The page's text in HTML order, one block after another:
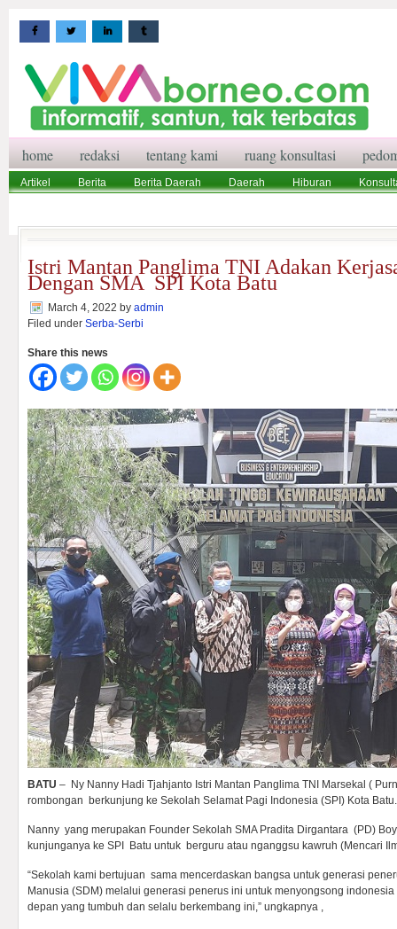
home redaksi tentang kami ruang konsultasi
Artikel Berita Berita Daerah Daerah Hiburan
Istri Mantan Panglima TNI Adakan
Dengan SMA SPI Kota Batu
March 4, 2022 by admin
Filed under Serba-Serbi
Share this news
BATU – Ny Nanny Hadi Tjahjanto Istri Mantan Panglima TNI Marsekal (
rombongan berkunjung ke Sekolah Selamat Pagi Indonesia (SPI) Kota
Nanny yang merupakan Founder Sekolah SMA Pradita Dirgantara (PD)
kunjunganya ke SPI Batu untuk berguru atau nganggsu kawruh (Mencari
“Sekolah kami bertujuan sama mencerdaskan bangsa untuk generasi
Manusia (SDM) melalui generasi penerus ini untuk menyongsong
depan yang tumbuh dan selalu berkembang ini,” ungkapnya ,